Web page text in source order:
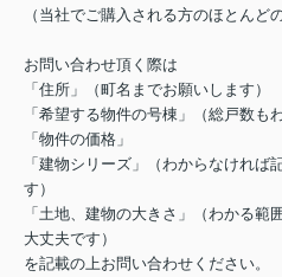
（当社でご購入される方のほとんど
お問い合わせ頂く際は
「住所」（町名までお願いします）
「希望する物件の号棟」（総戸数も
「物件の価格」
「建物シリーズ」（わからなければ
す）
「土地、建物の大きさ」（わかる範
大丈夫です）
を記載の上お問い合わせください。